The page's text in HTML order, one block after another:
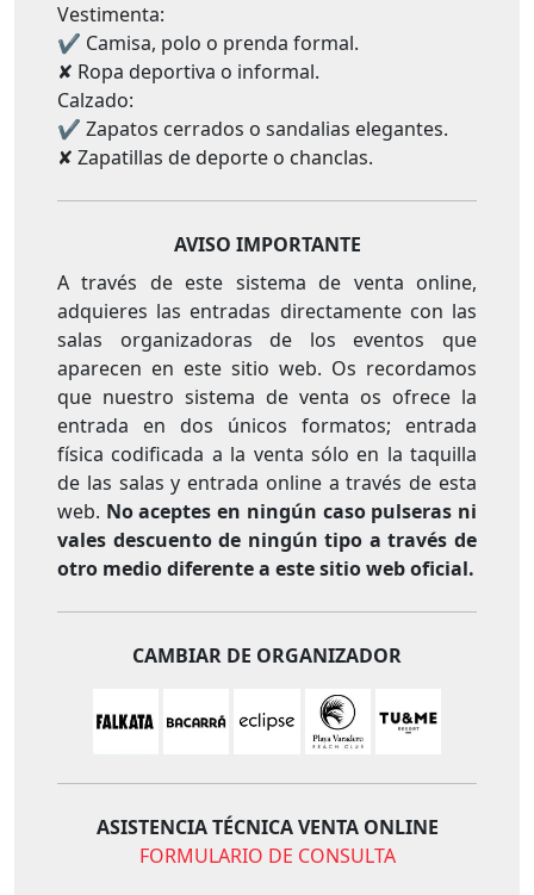
Vestimenta:
✔ Camisa, polo o prenda formal.
✘ Ropa deportiva o informal.
Calzado:
✔ Zapatos cerrados o sandalias elegantes.
✘ Zapatillas de deporte o chanclas.
AVISO IMPORTANTE
A través de este sistema de venta online,
adquieres las entradas directamente con las
salas organizadoras de los eventos que
aparecen en este sitio web. Os recordamos
que nuestro sistema de venta os ofrece la
entrada en dos únicos formatos; entrada
física codificada a la venta sólo en la taquilla
de las salas y entrada online a través de esta
web. No aceptes en ningún caso pulseras ni
vales descuento de ningún tipo a través de
otro medio diferente a este sitio web oficial.
CAMBIAR DE ORGANIZADOR
ASISTENCIA TÉCNICA VENTA ONLINE
FORMULARIO DE CONSULTA